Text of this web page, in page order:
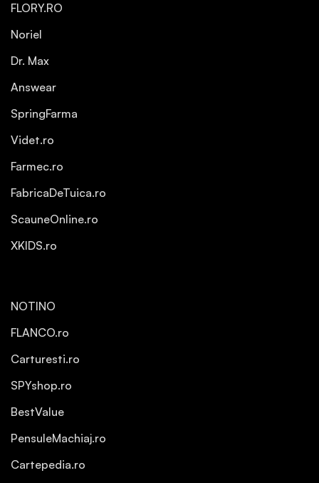
FLORY.RO
Noriel
Dr. Max
Answear
SpringFarma
Videt.ro
Farmec.ro
FabricaDeTuica.ro
ScauneOnline.ro
XKIDS.ro
NOTINO
FLANCO.ro
Carturesti.ro
SPYshop.ro
BestValue
PensuleMachiaj.ro
Cartepedia.ro